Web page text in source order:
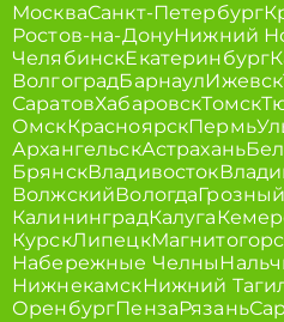
МоскваСанкт-Петербург
Ростов-на-ДонуНижний
ЧелябинскЕкатеринбург
ВолгоградБарнаулИжевск
СаратовХабаровскТомск
ОмскКрасноярскПермь
АрхангельскАстрахань
БрянскВладивосток
ВолжскийВологдаГрозный
КалининградКалуга
КурскЛипецк
Набережные Челны
НижнекамскНижний
ОренбургПензаРязань